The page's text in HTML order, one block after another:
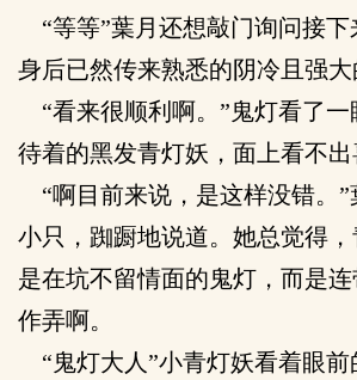
“等等”葉月还想敲门询问接下
身后已然传来熟悉的阴冷且强大
“看来很顺利啊。”鬼灯看了一
待着的黑发青灯妖，面上看不出
“啊目前来说，是这样没错。”
小只，踟蹰地说道。她总觉得
是在坑不留情面的鬼灯，而是
作弄啊。
“鬼灯大人”小青灯妖看着眼前